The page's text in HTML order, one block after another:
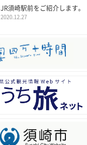
JR須崎駅前をご紹介します。
2020.12.27